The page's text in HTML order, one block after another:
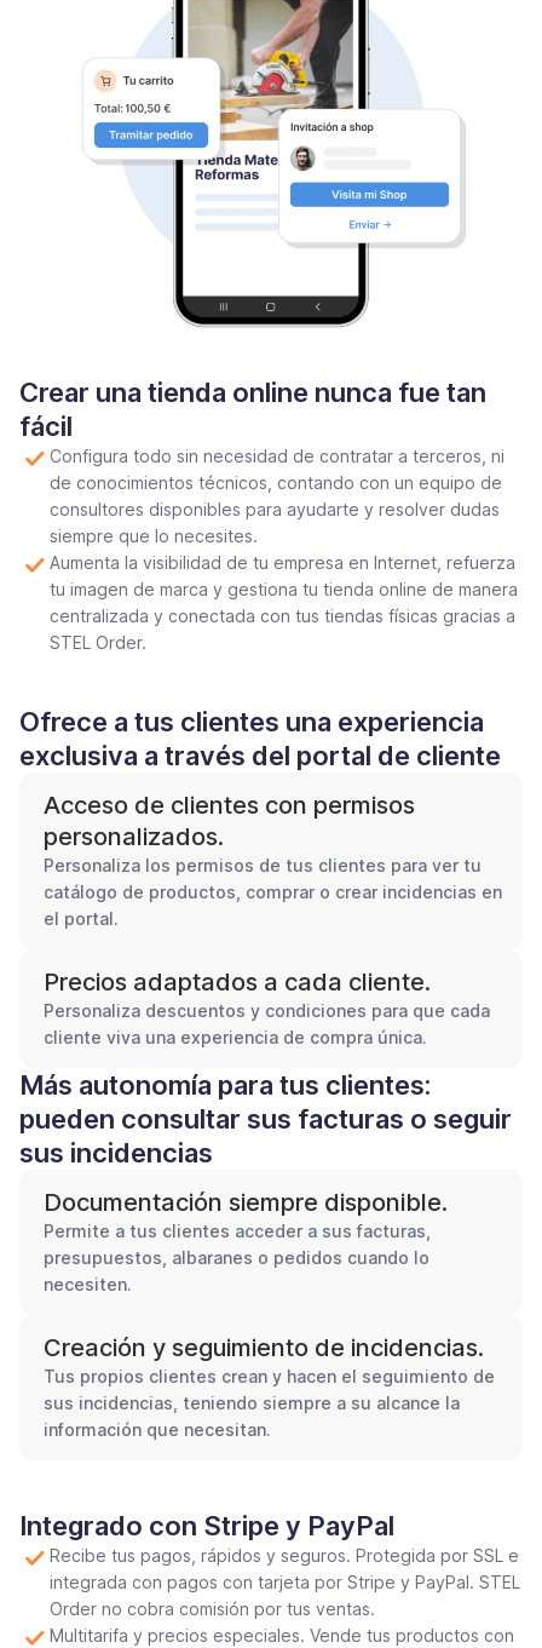
Crear una tienda online nunca fue tan
fácil
Configura todo sin necesidad de contratar a terceros, ni
de conocimientos técnicos, contando con un equipo de
consultores disponibles para ayudarte y resolver dudas
siempre que lo necesites.
Aumenta la visibilidad de tu empresa en Internet, refuerza
tu imagen de marca y gestiona tu tienda online de manera
centralizada y conectada con tus tiendas físicas gracias a
STEL Order.
Ofrece a tus clientes una experiencia
exclusiva a través del portal de cliente
Acceso de clientes con permisos
personalizados.
Personaliza los permisos de tus clientes para ver tu
catálogo de productos, comprar o crear incidencias en
el portal.
Precios adaptados a cada cliente.
Personaliza descuentos y condiciones para que cada
cliente viva una experiencia de compra única.
Más autonomía para tus clientes:
pueden consultar sus facturas o seguir
sus incidencias
Documentación siempre disponible.
Permite a tus clientes acceder a sus facturas,
presupuestos, albaranes o pedidos cuando lo
necesiten.
Creación y seguimiento de incidencias.
Tus propios clientes crean y hacen el seguimiento de
sus incidencias, teniendo siempre a su alcance la
información que necesitan.
Integrado con Stripe y PayPal
Recibe tus pagos, rápidos y seguros. Protegida por SSL e
integrada con pagos con tarjeta por Stripe y PayPal. STEL
Order no cobra comisión por tus ventas.
Multitarifa y precios especiales. Vende tus productos con